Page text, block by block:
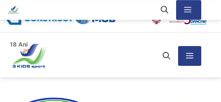
Sari
la
conținut
18 Ani
Meniu
Meniu